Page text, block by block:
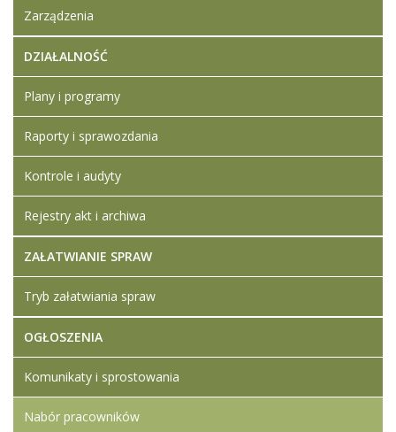
Zarządzenia
DZIAŁALNOŚĆ
Plany i programy
Raporty i sprawozdania
Kontrole i audyty
Rejestry akt i archiwa
ZAŁATWIANIE SPRAW
Tryb załatwiania spraw
OGŁOSZENIA
Komunikaty i sprostowania
Nabór pracowników